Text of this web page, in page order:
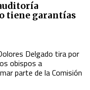
tiene garantías
Delgado tira por
obispos a
parte de la Comisión